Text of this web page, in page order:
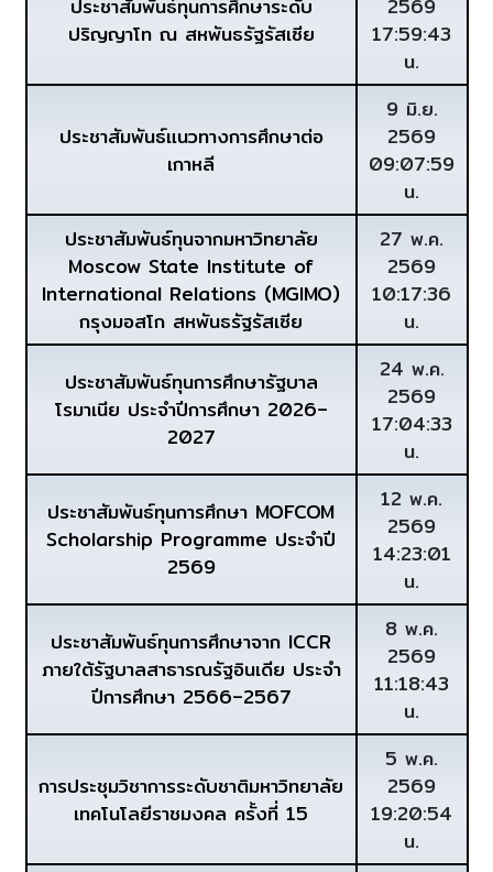
ประชาสัมพันธ์ทุนการศึกษาระดับ
ปริญญาโท ณ สหพันธรัฐรัสเซีย
2569
17:59:43
น.
ประชาสัมพันธ์แนวทางการศึกษาต่อ
เกาหลี
9 มิ.ย.
2569
09:07:59
น.
ประชาสัมพันธ์ทุนจากมหาวิทยาลัย
Moscow State Institute of
International Relations (MGIMO)
กรุงมอสโก สหพันธรัฐรัสเซีย
27 พ.ค.
2569
10:17:36
น.
ประชาสัมพันธ์ทุนการศึกษารัฐบาล
โรมาเนีย ประจำปีการศึกษา 2026–
2027
24 พ.ค.
2569
17:04:33
น.
ประชาสัมพันธ์ทุนการศึกษา MOFCOM
Scholarship Programme ประจำปี
2569
12 พ.ค.
2569
14:23:01
น.
ประชาสัมพันธ์ทุนการศึกษาจาก ICCR
ภายใต้รัฐบาลสาธารณรัฐอินเดีย ประจำ
ปีการศึกษา 2566–2567
8 พ.ค.
2569
11:18:43
น.
การประชุมวิชาการระดับชาติมหาวิทยาลัย
เทคโนโลยีราชมงคล ครั้งที่ 15
5 พ.ค.
2569
19:20:54
น.